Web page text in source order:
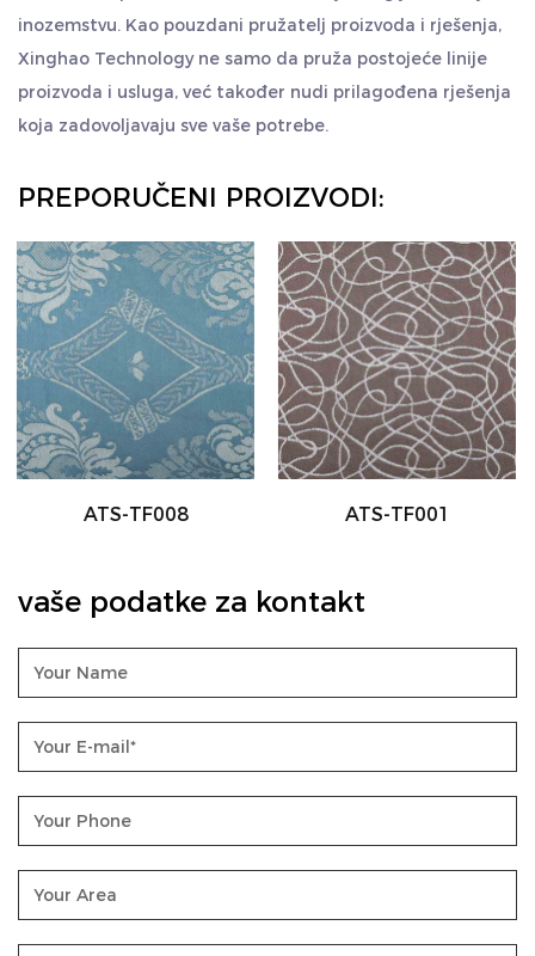
inozemstvu. Kao pouzdani pružatelj proizvoda i rješenja,
Xinghao Technology ne samo da pruža postojeće linije
proizvoda i usluga, već također nudi prilagođena rješenja
koja zadovoljavaju sve vaše potrebe.
PREPORUČENI PROIZVODI:
ATS-TF001 ATS-TF002
vaše podatke za kontakt